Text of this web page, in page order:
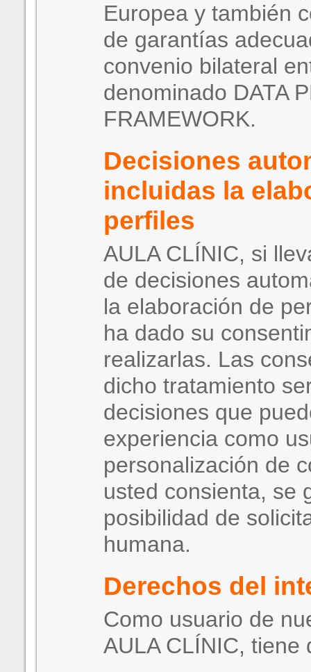
Europea y también
de garantías
convenio bilateral
denominado DATA
FRAMEWORK.
Decisiones
incluidas la
perfiles
AULA CLÍNIC, si
de decisiones
la elaboración de
ha dado su
realizarlas. Las
dicho tratamiento
decisiones que
experiencia como
personalización de
usted consienta, se
posibilidad de
humana.
Derechos del
Como usuario de
AULA CLÍNIC, tiene